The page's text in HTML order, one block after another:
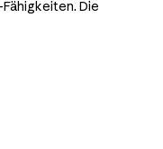
Die